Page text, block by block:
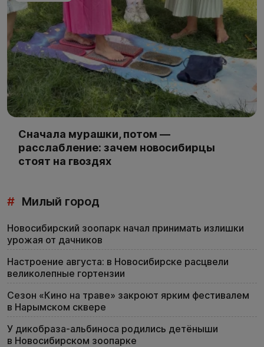
Сначала мурашки, потом —
расслабление: зачем новосибирцы
стоят на гвоздях
# Милый город
Новосибирский зоопарк начал принимать излишки
урожая от дачников
Настроение августа: в Новосибирске расцвели
великолепные гортензии
Сезон «Кино на траве» закроют ярким фестивалем
в Нарымском сквере
У дикобраза-альбиноса родились детёныши
в Новосибирском зоопарке